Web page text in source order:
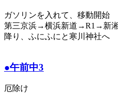
ガソリンを入れて、移動開始
第三京浜→横浜新道→R1→新
降り、ふにふにと寒川神社へ
●午前中3
厄除け